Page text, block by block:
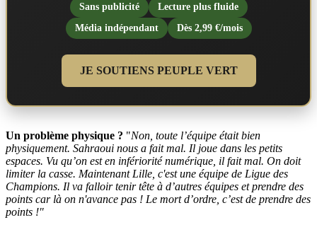
Sans publicité
Lecture plus fluide
Média indépendant
Dès 2,99 €/mois
JE SOUTIENS PEUPLE VERT
Un problème physique ? "Non, toute l’équipe était bien
physiquement. Sahraoui nous a fait mal. Il joue dans les petits
espaces. Vu qu’on est en infériorité numérique, il fait mal. On doit
limiter la casse. Maintenant Lille, c'est une équipe de Ligue des
Champions. Il va falloir tenir tête à d’autres équipes et prendre des
points car là on n'avance pas ! Le mort d’ordre, c’est de prendre des
points !"